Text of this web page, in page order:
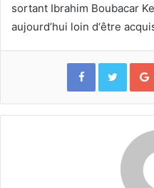
sortant Ibrahim Boubacar
aujourd’hui loin d‘être